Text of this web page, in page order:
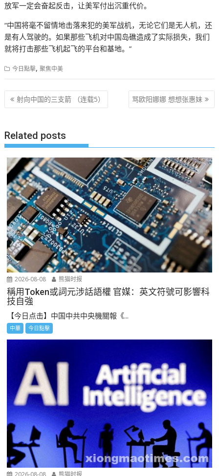
放军一定会奋起反击，让美军付出沉重代价。
“中国将毫不留情地击落来犯的美军战机，无论它们是无人机，还
是有人驾驶的。如果那些飞机对中国岛礁造成了实际损失，我们
就将打击那些飞机起飞的平台和基地。”
今日點擊,聚焦中美
文
章
航
射向中国的三支箭 （连载5） 骂欧阳娜娜 想想张惠妹
Related posts
2026-08-08 熊猫时报
稱用Token或詞元涉話語權 官媒：英文符號可影響科
技自強
【今日点击】中国中共中央機關報《...
中華 今日點擊
2026-08-08 熊猫时报